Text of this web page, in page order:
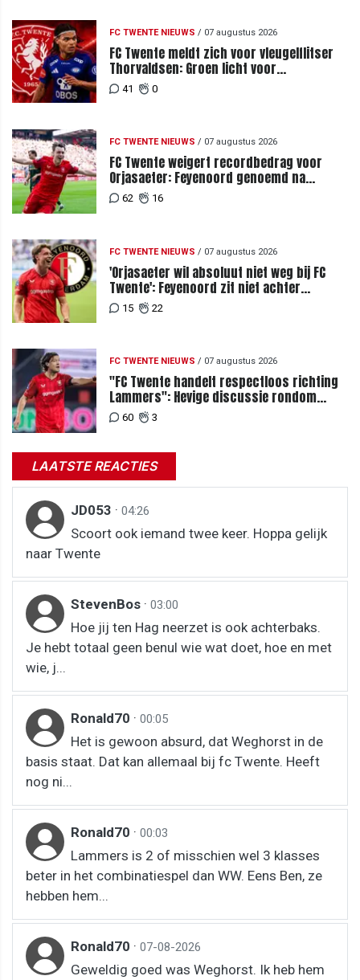
FC TWENTE NIEUWS / 07 augustus 2026
FC Twente meldt zich voor vleugelflitser
Thorvaldsen: Groen licht voor
miljoenenbod
41 0
FC TWENTE NIEUWS / 07 augustus 2026
FC Twente weigert recordbedrag voor
Orjasaeter: Feyenoord genoemd na
megabod
62 16
FC TWENTE NIEUWS / 07 augustus 2026
'Orjasaeter wil absoluut niet weg bij FC
Twente': Feyenoord zit niet achter
recordbod
15 22
FC TWENTE NIEUWS / 07 augustus 2026
"FC Twente handelt respectloos richting
Lammers": Hevige discussie rondom
degradatie tot derde spits
60 3
LAATSTE REACTIES
JD053 · 04:26
Scoort ook iemand twee keer. Hoppa gelijk
naar Twente
StevenBos · 03:00
Hoe jij ten Hag neerzet is ook achterbaks.
Je hebt totaal geen benul wie wat doet, hoe en met
wie, j...
Ronald70 · 00:05
Het is gewoon absurd, dat Weghorst in de
basis staat. Dat kan allemaal bij fc Twente. Heeft
nog ni...
Ronald70 · 00:03
Lammers is 2 of misschien wel 3 klasses
beter in het combinatiespel dan WW. Eens Ben, ze
hebben hem...
Ronald70 · 07-08-2026
Geweldig goed was Weghorst. Ik heb hem